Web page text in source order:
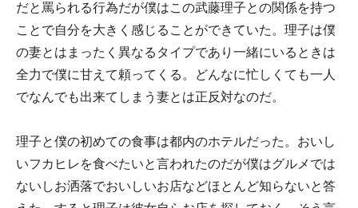
だと罵られる行為だが僕はこの武藤理子との関係を持つ
ことで自分を大きく感じることができていた。理子は僕
の妻とはまったく異なるタイプであり一緒にいるときは
全力で僕に甘えて頼ってくる。どんなに忙しくても一人
でなんでも出来てしまう妻とは正反対なのだ。
理子と僕の初めての食事は都内のホテルだった。おいし
いフカヒレを食べたいと言われたのだが僕はグルメでは
ないしお洒落でおいしいお店などほとんど知らないと答